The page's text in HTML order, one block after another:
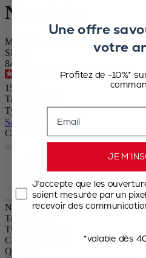
Nostalgie
Moulin à café manuel ancien en bois
SKU
841-1
4.5/5- 56avis
159,00 €
Taille
Type Épice
Sauter le carrousel
Couleur
Nostalgie
Taille
Type Épice
Couleur
Quantité
Une offre
votre
Profitez de -10%*
JE
J’accepte que les
soient mesurée par un
recevoir des
*valable dès